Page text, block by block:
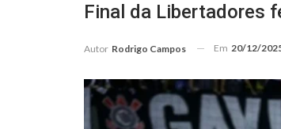
Final da Libertadores
Autor Rodrigo Campos Em 20/12/